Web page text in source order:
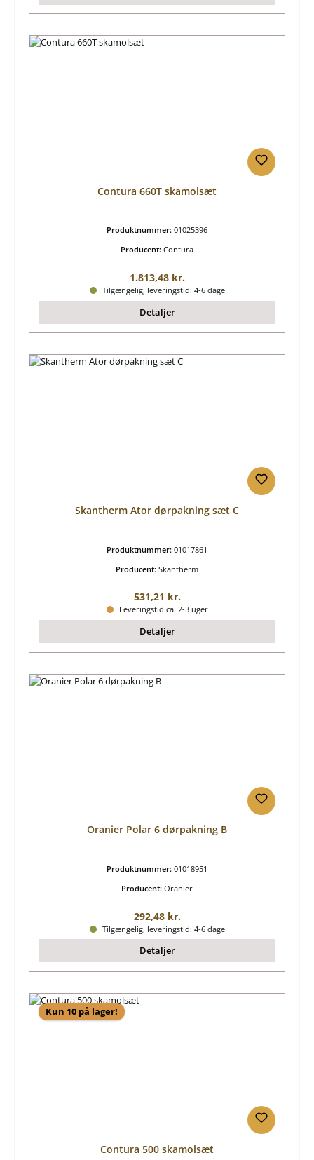
Contura 660T skamolsæt
Produktnummer: 01025396
Producent: Contura
Almindelig pris:
1.813,48 kr.
Tilgængelig, leveringstid: 4-6 dage
Detaljer
Skantherm Ator dørpakning sæt C
Produktnummer: 01017861
Producent: Skantherm
Almindelig pris:
531,21 kr.
Leveringstid ca. 2-3 uger
Detaljer
Oranier Polar 6 dørpakning B
Produktnummer: 01018951
Producent: Oranier
Almindelig pris:
292,48 kr.
Tilgængelig, leveringstid: 4-6 dage
Detaljer
Kun 10 på lager!
Contura 500 skamolsæt